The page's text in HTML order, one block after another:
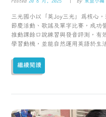
三光國小以「英Joy三光」為核心
節慶活動、歌謠及單字比賽，成功
推動課餘口說練習與發音評測，有
學習動機，並能自然運用英語於生
繼續閱讀